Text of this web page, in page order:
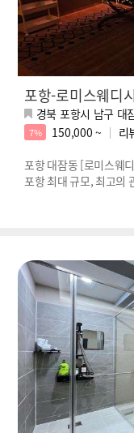
포항-로미스웨디
경북 포항시 남구 대
7% 150,000 ~ 리
포항 대잠동 [로미스웨
포항 최대 규모, 최고의